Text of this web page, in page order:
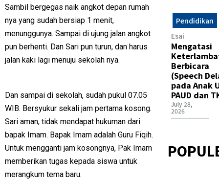
Sambil bergegas naik angkot depan rumah
nya yang sudah bersiap 1 menit,
menunggunya. Sampai di ujung jalan angkot
pun berhenti. Dan Sari pun turun, dan harus
jalan kaki lagi menuju sekolah nya.
Dan sampai di sekolah, sudah pukul 07.05
WIB. Bersyukur sekali jam pertama kosong.
Sari aman, tidak mendapat hukuman dari
bapak Imam. Bapak Imam adalah Guru Fiqih.
Untuk mengganti jam kosongnya, Pak Imam
memberikan tugas kepada siswa untuk
merangkum tema baru.
Pendidikan
Esai
Mengatasi
Berbicara
(Speech
pada Anak
PAUD dan
July 28,
2026